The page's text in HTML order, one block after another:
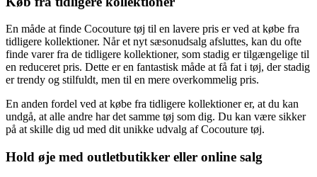
En måde at finde Cocouture tøj til en lavere pris er ved at købe fra
tidligere kollektioner. Når et nyt sæsonudsalg afsluttes, kan du ofte
finde varer fra de tidligere kollektioner, som stadig er tilgængelige til
en reduceret pris. Dette er en fantastisk måde at få fat i tøj, der stadig
er trendy og stilfuldt, men til en mere overkommelig pris.
En anden fordel ved at købe fra tidligere kollektioner er, at du kan
undgå, at alle andre har det samme tøj som dig. Du kan være sikker
på at skille dig ud med dit unikke udvalg af Cocouture tøj.
Hold øje med outletbutikker eller online salg